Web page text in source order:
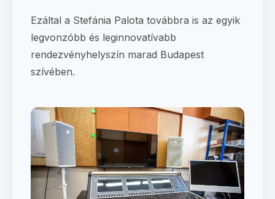
Ezáltal a Stefánia Palota továbbra is az egyik
legvonzóbb és leginnovatívabb
rendezvényhelyszín marad Budapest
szívében.